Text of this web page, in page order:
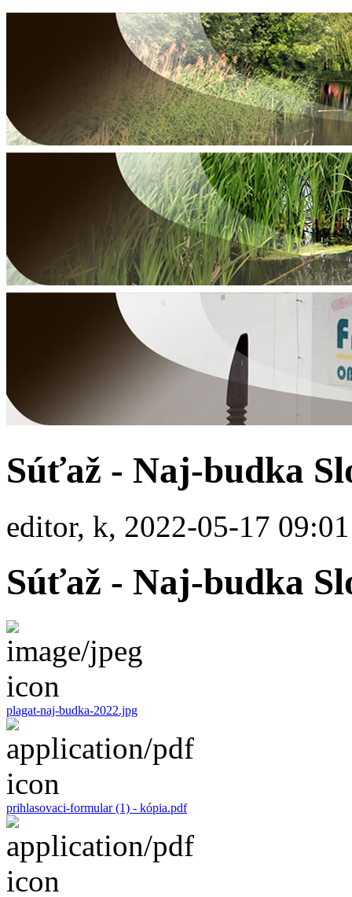
Súťaž - Naj-budka
editor, k, 2022-05-17 09:01
Súťaž - Naj-budka
plagat-naj-budka-2022.jpg
prihlasovaci-formular (1) - kópia.pdf